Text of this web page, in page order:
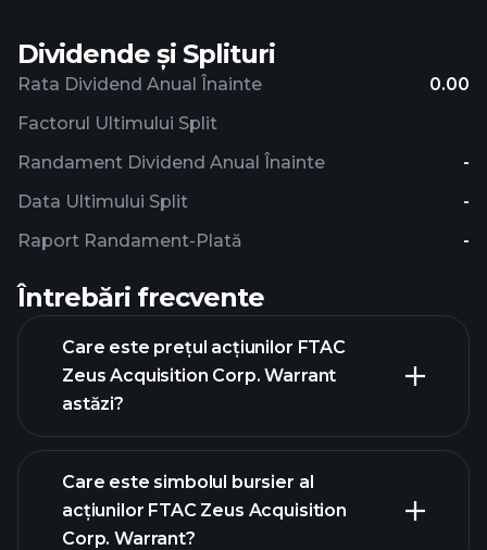
Dividende și Splituri
Rata Dividend Anual Înainte 0.00
Randament Dividend Anual Înainte -
Raport Randament-Plată -
Factorul Ultimului Split
Data Ultimului Split -
Întrebări frecvente
Care este prețul acțiunilor FTAC
Zeus Acquisition Corp. Warrant
astăzi?
Care este simbolul bursier al
acțiunilor FTAC Zeus Acquisition
Corp. Warrant?